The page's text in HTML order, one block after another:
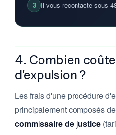
3
Il vous recontacte sous
4. Combien
d'expulsion ?
Les frais d'une procédure
principalement composés
commissaire de justice